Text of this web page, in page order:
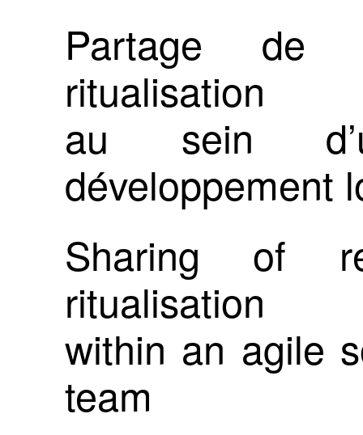
Partage de
ritualisation
au sein
développement
Sharing of
ritualisation
within an agile
team